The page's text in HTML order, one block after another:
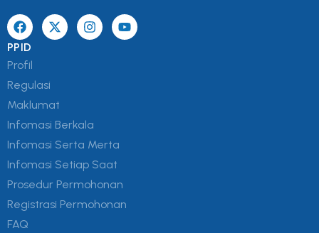
PPID
Profil
Regulasi
Maklumat
Infomasi Berkala
Infomasi Serta Merta
Infomasi Setiap Saat
Prosedur Permohonan
Registrasi Permohonan
FAQ